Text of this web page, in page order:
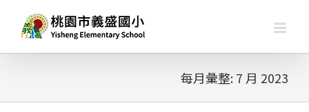
每月彙整:7 月 2023